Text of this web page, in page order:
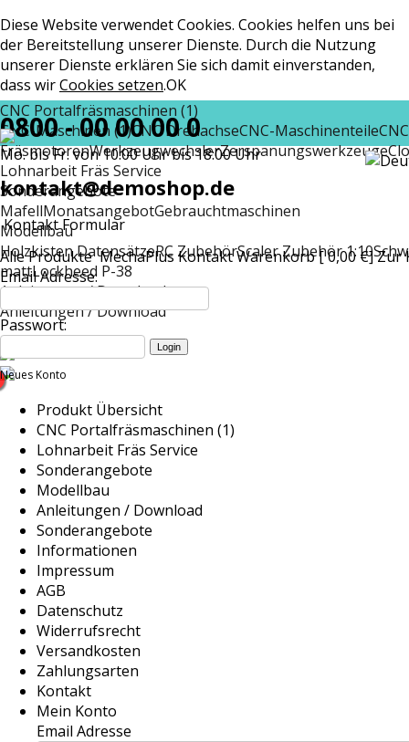
Diese Website verwendet Cookies. Cookies helfen uns bei
der Bereitstellung unserer Dienste. Durch die Nutzung
unserer Dienste erklären Sie sich damit einverstanden,
dass wirCookies setzen.OK
CNC Portalfräsmaschinen (1)
CNC-Maschinen (1)CNC DrehachseCNC-Maschinenteile
FräsmotorenWerkzeugwechslerZerspanungswerkzeuge
Lohnarbeit Fräs Service
Sonderangebote
MafellMonatsangebotGebrauchtmaschinen
Modellbau
Holzkisten DatensätzeRC ZubehörScaler Zubehör 1:10
mattLockheed P-38
Anleitungen / Download
Anleitungen / Download
0800 - 00 00 00 0
Mo. bis Fr. von 10:00 Uhr bis 18:00 Uhr
kontakt@demoshop.de
Kontakt Formular
Alle Produkte MechaPlus KontaktWarenkorb [ 0,00 €]Zur
Email Adresse:
Passwort:
Neues Konto
Produkt Übersicht
CNC Portalfräsmaschinen (1)
Lohnarbeit Fräs Service
Sonderangebote
Modellbau
Anleitungen / Download
Sonderangebote
Informationen
Impressum
AGB
Datenschutz
Widerrufsrecht
Versandkosten
Zahlungsarten
Kontakt
Mein Konto
Email Adresse